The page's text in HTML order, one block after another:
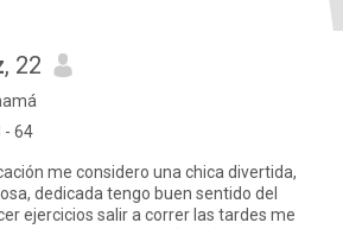
, 22
- 64
me considero una chica divertida,
dedicada tengo buen sentido del
ejercicios salir a correr las tardes me